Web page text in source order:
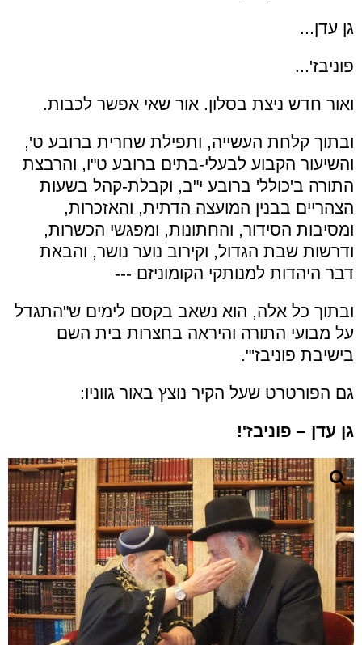
גן עדן...
פוניבז'...
ואור חדש ניצת בסלון. אור שאי אפשר לכבות.
ובתוך קלחת העשייה, ותפילת שחרית ברובע ט',
והשיעור הקבוע לבעלי-בתים ברובע ט"ו, והרבצת
התורה ב'כולל' ברובע י"ב, וקבלת-קהל בשעות
הצהריים בבנין המועצה הדתית, והאזכרות,
ומסיבות הסידור, והחתונות, ומפגשי הכשרות,
ודרשות שבת הגדול, וקירוב נוער נושר, והבאת
דבר היהדות למנותקי הקומוניזם ---
ובתוך כל אלה, הוא נשאב בקסם לימים ש"התגדל
על מבועי התורה והיראה בחצרות בית השם
בישיבת פוניבז'".
גם הפורטרט שעל הקיר נוצץ באור גווניו:
גן עדן – פוניבז'!